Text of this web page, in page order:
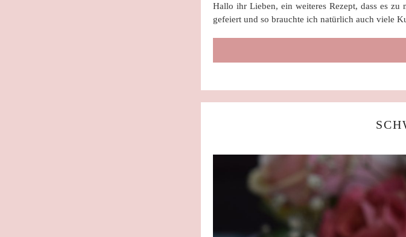
Hallo ihr Lieben, ein weiteres Rezept, dass es zu
gefeiert und so brauchte ich natürlich auch viele